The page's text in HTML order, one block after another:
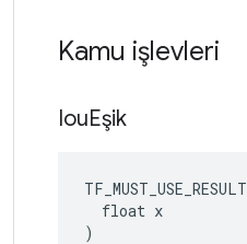
Kamu işlevleri
IouEşik
TF_MUST_USE_RESULT
  float x
)